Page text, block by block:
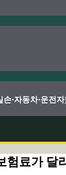
·자동차·운전자
험료가 달